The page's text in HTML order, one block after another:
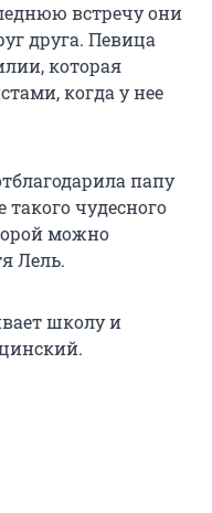
встречу они
друга. Певица
которая
когда у нее
папу
чудесного
можно
Лель.
школу и